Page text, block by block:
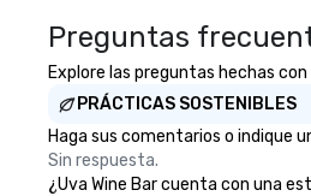
service and an elevated
chocolate experience that
your gift apart.
Preguntas
Explore las preguntas hechas
PRÁCTICAS SOSTENIBLES
Haga sus comentarios o indique
Sin respuesta.
¿Uva Wine Bar cuenta con una